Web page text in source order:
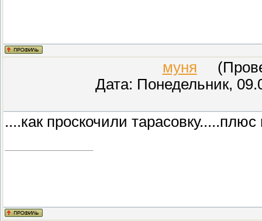
муня
Дата: Понедельник,
....как проскочили